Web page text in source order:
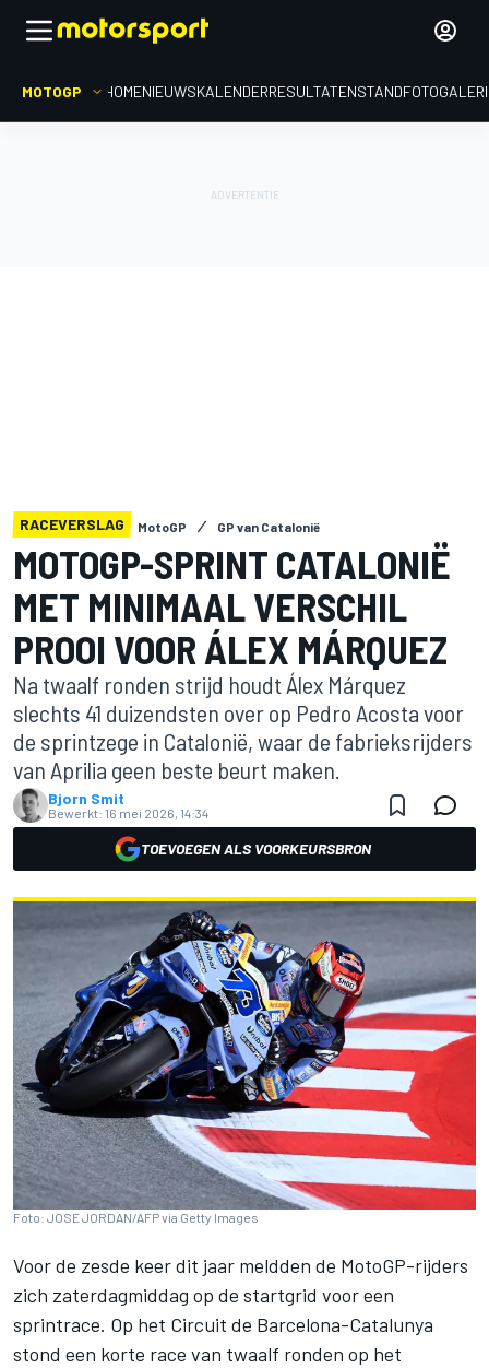
MOTOGP HOMENIEUWSKALENDERRESULTATENSTAND
RACEVERSLAG MotoGP GP van Catalonië
MOTOGP-SPRINT CATALONIË
MET MINIMAAL VERSCHIL
PROOI VOOR ÁLEX MÁRQUEZ
Na twaalf ronden strijd houdt Álex Márquez
slechts 41 duizendsten over op Pedro Acosta voor
de sprintzege in Catalonië, waar de fabrieksrijders
van Aprilia geen beste beurt maken.
Bjorn Smit
Bewerkt: 16 mei 2026, 14:34
TOEVOEGEN ALS VOORKEURSBRON
Foto: JOSE JORDAN/AFP via Getty Images
Voor de zesde keer dit jaar meldden de MotoGP-rijders
zich zaterdagmiddag op de startgrid voor een
sprintrace. Op het Circuit de Barcelona-Catalunya
stond een korte race van twaalf ronden op het